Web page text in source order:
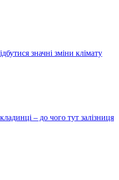
значні зміни клімату
– до чого тут залізниця